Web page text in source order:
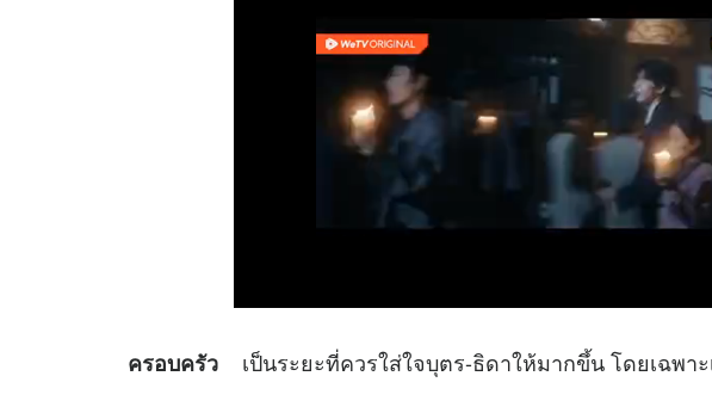
ครอบครัว เป็นระยะที่ควรใส่ใจบุตร-ธิดาให้มากขึ้น โดยเฉพา